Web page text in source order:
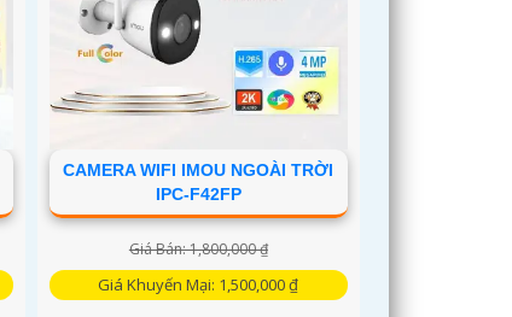
CAMERA WIFI IMOU NGOÀI TRỜI
IPC-F42FP
Giá Bán: 1,800,000 ₫
Giá Khuyến Mại: 1,500,000 ₫